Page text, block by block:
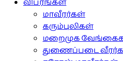
விபரங்கள்
மாவீரர்கள்
கரும்புலிகள்
மறைமுக
துணைப்படை